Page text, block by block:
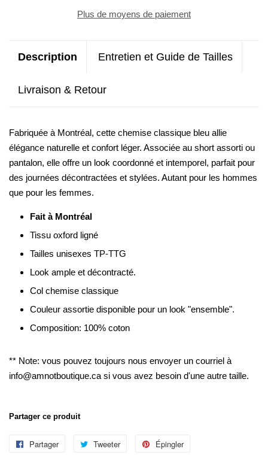
Plus de moyens de paiement
Description Entretien et Guide de Tailles
Livraison & Retour
Fabriquée à Montréal, cette chemise classique bleu allie
élégance naturelle et confort léger. Associée au short assorti ou
pantalon, elle offre un look coordonné et intemporel, parfait pour
des journées décontractées et stylées. Autant pour les hommes
que pour les femmes.
Fait à Montréal
Tissu oxford ligné
Tailles unisexes TP-TTG
Look ample et décontracté.
Col chemise classique
Couleur assortie disponible pour un look "ensemble".
Composition: 100% coton
** Note: vous pouvez toujours nous envoyer un courriel à
info@amnotboutique.ca si vous avez besoin d'une autre taille.
Partager ce produit
Partager
PartagerTweeter
Tweeter Épingler